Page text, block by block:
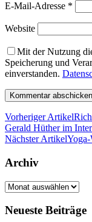
E-Mail-Adresse *
Website
Mit der Nutzung
Speicherung und
einverstanden.
Vorheriger Artikel
Gerald Hüther im
Nächster Artikel
Archiv
Archiv
Neueste Beiträge